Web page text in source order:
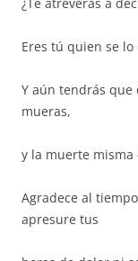
Eres tú quien se lo
Y aún tendrás que
mueras,
y la muerte
Agradece al
apresure tus